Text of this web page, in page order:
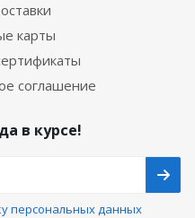
карты
соглашение
в курсе!
персональных данных